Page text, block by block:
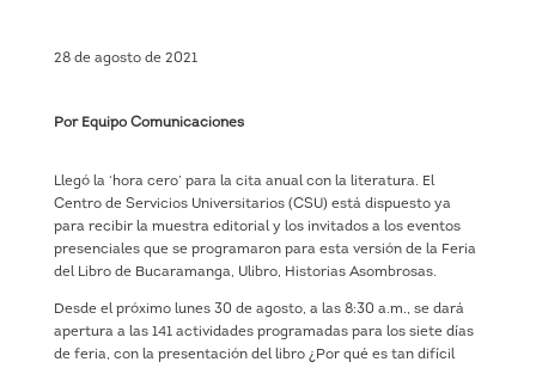
28 de agosto de 2021
Por Equipo Comunicaciones
Llegó la ‘hora cero’ para la cita anual con la literatura. El
Centro de Servicios Universitarios (CSU) está dispuesto ya
para recibir la muestra editorial y los invitados a los eventos
presenciales que se programaron para esta versión de la Feria
del Libro de Bucaramanga, Ulibro, Historias Asombrosas.
Desde el próximo lunes 30 de agosto, a las 8:30 a.m., se dará
apertura a las 141 actividades programadas para los siete días
de feria, con la presentación del libro ¿Por qué es tan difícil